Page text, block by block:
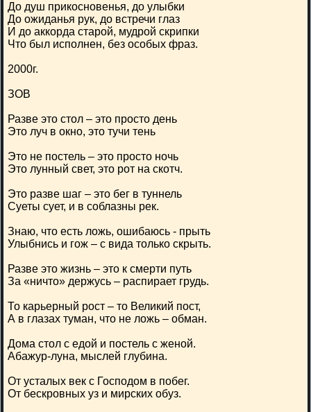
До душ прикосновенья, до улыбки
До ожиданья рук, до встречи глаз
И до аккорда старой, мудрой скрипки
Что был исполнен, без особых фраз.
2000г.
ЗОВ
Разве это стол – это просто день
Это луч в окно, это тучи тень
Это не постель – это просто ночь
Это лунный свет, это рот на скотч.
Это разве шаг – это бег в туннель
Суеты сует, и в соблазны рек.
Знаю, что есть ложь, ошибаюсь - прыть
Улыбнись и гож – с вида только скрыть.
Разве это жизнь – это к смерти путь
За «ничто» держусь – распирает грудь.
То карьерный рост – то Великий пост,
А в глазах туман, что не ложь – обман.
Дома стол с едой и постель с женой.
Абажур-луна, мыслей глубина.
От усталых век с Господом в побег.
От бескровных уз и мирских обуз.